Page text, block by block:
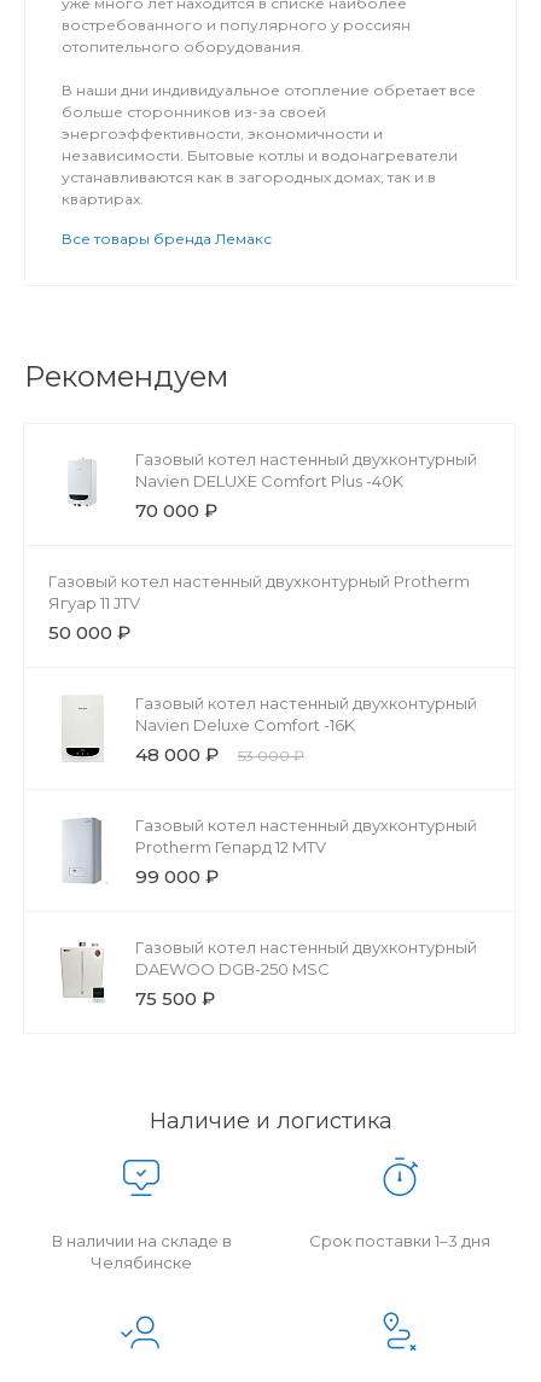
востребованного и популярного у россиян
отопительного оборудования.
В наши дни индивидуальное отопление обретает все
больше сторонников из-за своей
энергоэффективности, экономичности и
независимости. Бытовые котлы и водонагреватели
устанавливаются как в загородных домах, так и в
квартирах.
Все товары бренда Лемакс
Рекомендуем
Газовый котел настенный двухконтурный
Navien DELUXE Comfort Plus -40K
70 000 ₽
Газовый котел настенный двухконтурный Protherm
Ягуар 11 JTV
50 000 ₽
Газовый котел настенный двухконтурный
Navien Deluxe Comfort -16K
48 000 ₽ 53 000 ₽
Газовый котел настенный двухконтурный
Protherm Гепард 12 MTV
99 000 ₽
Газовый котел настенный двухконтурный
DAEWOO DGВ-250 MSC
75 500 ₽
Наличие и логистика
В наличии на складе в
Челябинске
Срок поставки 1–3 дня